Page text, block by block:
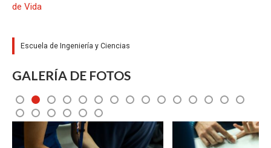
de Vida
Escuela de Ingeniería y Ciencias
GALERÍA DE FOTOS
Zoom
5 6 7 8 9 10 11 12 13 14
15
20 21